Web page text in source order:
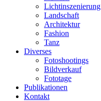
Lichtinszenierung
Landschaft
Architektur
Fashion
Tanz
Diverses
Fotoshootings
Bildverkauf
Fototage
Publikationen
Kontakt